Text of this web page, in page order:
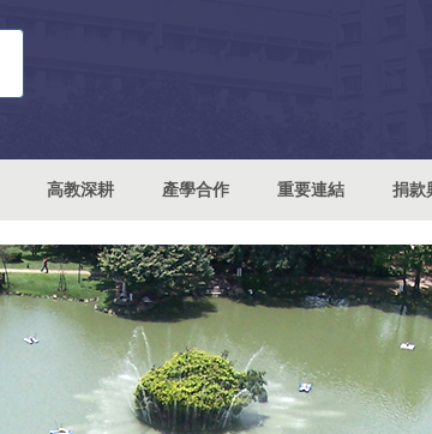
高教深耕 產學合作 重要連結 捐款